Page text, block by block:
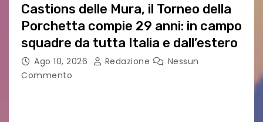
Castions delle Mura, il Torneo della
Porchetta compie 29 anni: in campo
squadre da tutta Italia e dall’estero
Ago 10, 2026 Redazione
Nessun
Commento